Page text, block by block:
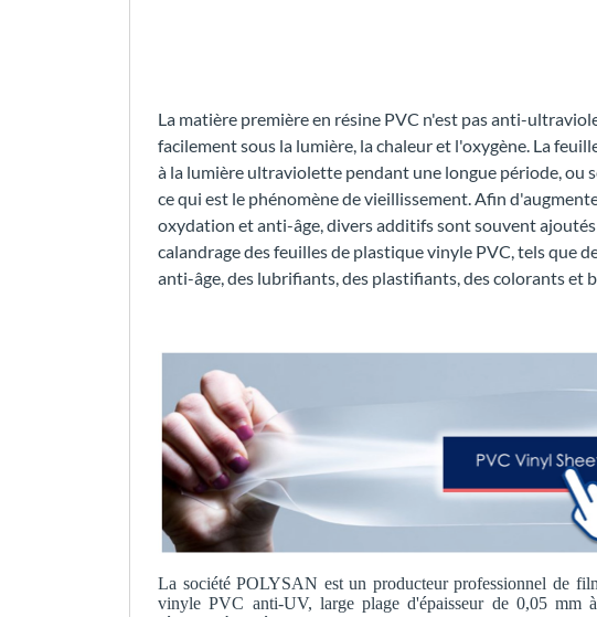
La matière première en résine PVC n'est pas anti-
facilement sous la lumière, la chaleur et l'oxygène. La
à la lumière ultraviolette pendant une longue période, ou
ce qui est le phénomène de vieillissement. Afin
oxydation et anti-âge, divers additifs sont souvent
calandrage des feuilles de plastique vinyle PVC, tels que
anti-âge, des lubrifiants, des plastifiants, des colorants et
La société POLYSAN est un producteur professionnel de
vinyle PVC anti-UV, large plage d'épaisseur de 0,05 mm